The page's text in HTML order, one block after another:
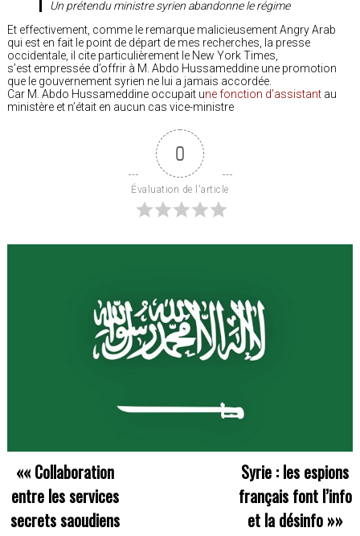
Un prétendu ministre syrien abandonne le régime
Et effectivement, comme le remarque malicieusement Angry Arab
qui est en fait le point de départ de mes recherches, la presse
occidentale, il cite particulièrement le New York Times,
s’est empressée d’offrir à M. Abdo Hussameddine une promotion
que le gouvernement syrien ne lui a jamais accordée.
Car M. Abdo Hussameddine occupait une fonction d’assistant au
ministère et n’était en aucun cas vice-ministre
0
Évaluation de l'article
«« Collaboration
entre les services
secrets saoudiens
Syrie : les espions
français font l’info
et la désinfo»»